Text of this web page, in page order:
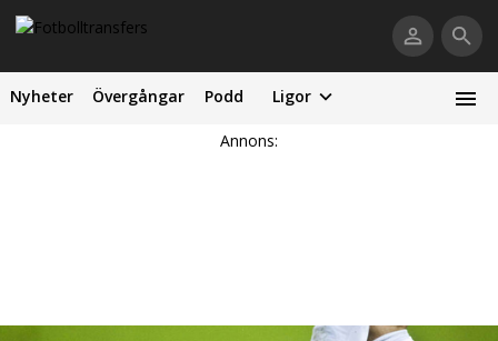
Nyheter Övergångar Podd Ligor
Annons: